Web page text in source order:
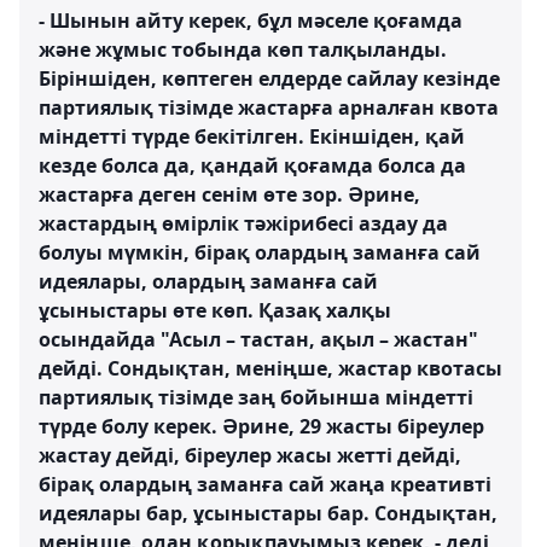
- Шынын айту керек, бұл мәселе қоғамда
және жұмыс тобында көп талқыланды.
Біріншіден, көптеген елдерде сайлау кезінде
партиялық тізімде жастарға арналған квота
міндетті түрде бекітілген. Екіншіден, қай
кезде болса да, қандай қоғамда болса да
жастарға деген сенім өте зор. Әрине,
жастардың өмірлік тәжірибесі аздау да
болуы мүмкін, бірақ олардың заманға сай
идеялары, олардың заманға сай
ұсыныстары өте көп. Қазақ халқы
осындайда "Асыл – тастан, ақыл – жастан"
дейді. Сондықтан, меніңше, жастар квотасы
партиялық тізімде заң бойынша міндетті
түрде болу керек. Әрине, 29 жасты біреулер
жастау дейді, біреулер жасы жетті дейді,
бірақ олардың заманға сай жаңа креативті
идеялары бар, ұсыныстары бар. Сондықтан,